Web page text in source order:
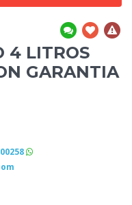
4 LITROS
GARANTIA